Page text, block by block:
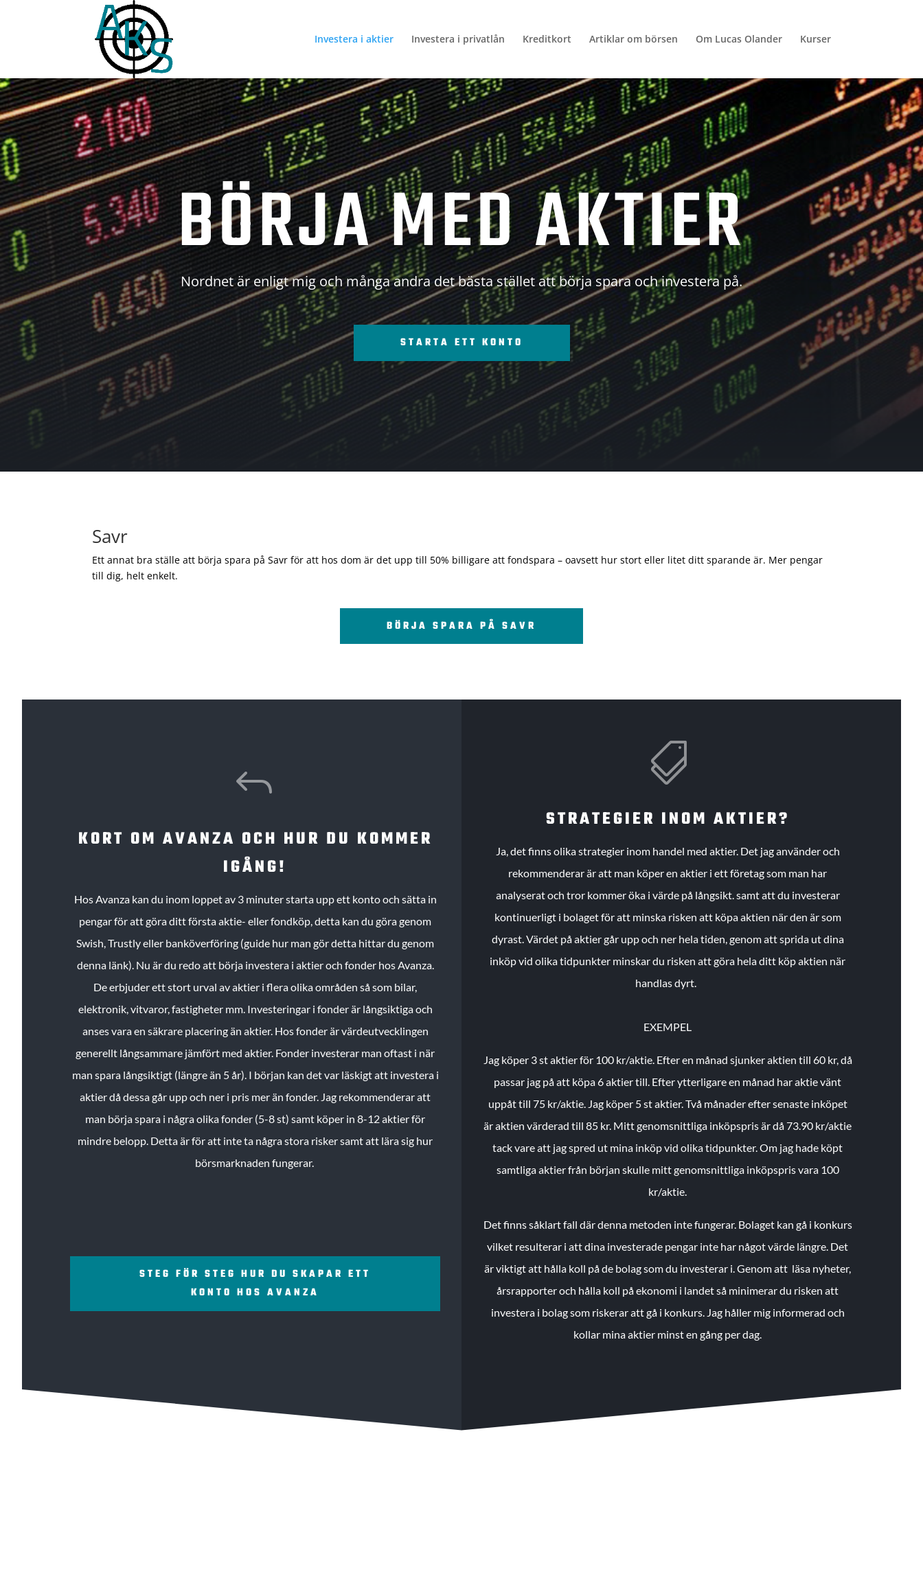
Investera i aktier Investera i privatlån Kreditkort Artiklar om börsen Om Lucas Olander Kurser
BÖRJA MED AKTIER
Nordnet är enligt mig och många andra det bästa stället att börja spara och investera på.
STARTA ETT KONTO
Savr
Ett annat bra ställe att börja spara på Savr för att hos dom är det upp till 50% billigare att fondspara – oavsett hur stort eller litet ditt sparande är. Mer pengar
till dig, helt enkelt.
BÖRJA SPARA PÅ SAVR
J
KORT OM AVANZA OCH HUR DU KOMMER
IGÅNG!
Hos Avanza kan du inom loppet av 3 minuter starta upp ett konto och sätta in
pengar för att göra ditt första aktie- eller fondköp, detta kan du göra genom
Swish, Trustly eller banköverföring (guide hur man gör detta hittar du genom
denna länk). Nu är du redo att börja investera i aktier och fonder hos Avanza.
De erbjuder ett stort urval av aktier i flera olika områden så som bilar,
elektronik, vitvaror, fastigheter mm. Investeringar i fonder är långsiktiga och
anses vara en säkrare placering än aktier. Hos fonder är värdeutvecklingen
generellt långsammare jämfört med aktier. Fonder investerar man oftast i när
man spara långsiktigt (längre än 5 år). I början kan det var läskigt att investera i
aktier då dessa går upp och ner i pris mer än fonder. Jag rekommenderar att
man börja spara i några olika fonder (5-8 st) samt köper in 8-12 aktier för
mindre belopp. Detta är för att inte ta några stora risker samt att lära sig hur
börsmarknaden fungerar.
STEG FÖR STEG HUR DU SKAPAR ETT
KONTO HOS AVANZA

STRATEGIER INOM AKTIER?
Ja, det finns olika strategier inom handel med aktier. Det jag använder och
rekommenderar är att man köper en aktier i ett företag som man har
analyserat och tror kommer öka i värde på långsikt. samt att du investerar
kontinuerligt i bolaget för att minska risken att köpa aktien när den är som
dyrast. Värdet på aktier går upp och ner hela tiden, genom att sprida ut dina
inköp vid olika tidpunkter minskar du risken att göra hela ditt köp aktien när
handlas dyrt.
EXEMPEL
Jag köper 3 st aktier för 100 kr/aktie. Efter en månad sjunker aktien till 60 kr, då
passar jag på att köpa 6 aktier till. Efter ytterligare en månad har aktie vänt
uppåt till 75 kr/aktie. Jag köper 5 st aktier.Två månader efter senaste inköpet
är aktien värderad till 85 kr. Mitt genomsnittliga inköpspris är då 73.90 kr/aktie
tack vare att jag spred ut mina inköp vid olika tidpunkter. Om jag hade köpt
samtliga aktier från början skulle mitt genomsnittliga inköpspris vara 100
kr/aktie.
Det finns såklart fall där denna metoden inte fungerar. Bolaget kan gå i konkurs
vilket resulterar i att dina investerade pengar inte har något värde längre. Det
är viktigt att hålla koll på de bolag som du investerar i. Genom att läsa nyheter,
årsrapporter och hålla koll på ekonomi i landet så minimerar du risken att
investera i bolag som riskerar att gå i konkurs. Jag håller mig informerad och
kollar mina aktier minst en gång per dag.